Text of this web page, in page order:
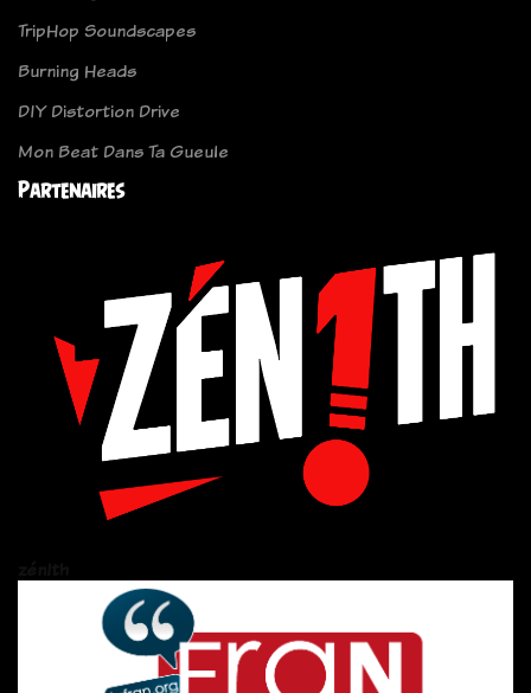
TripHop Soundscapes
Burning Heads
DIY Distortion Drive
Mon Beat Dans Ta Gueule
Partenaires